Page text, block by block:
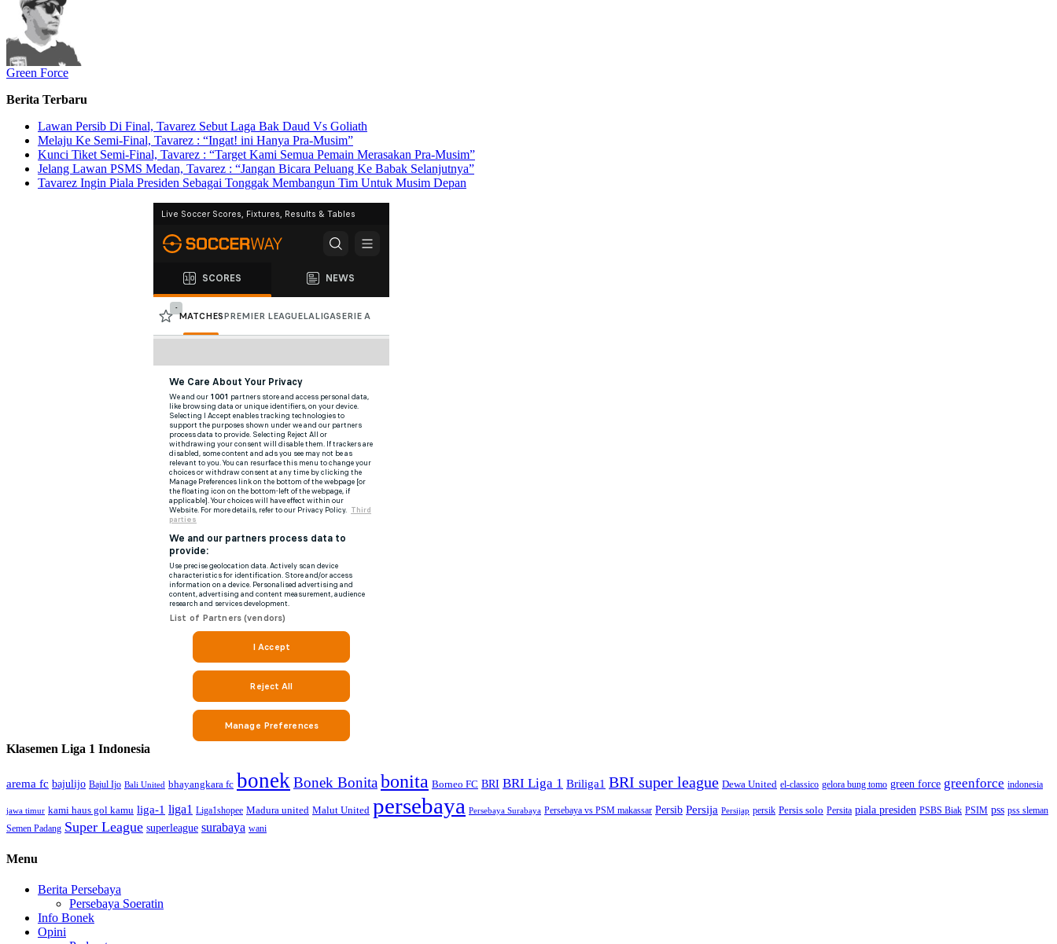
Green Force
Berita Terbaru
Lawan Persib Di Final, Tavarez Sebut Laga Bak Daud Vs Goliath
Melaju Ke Semi-Final, Tavarez : “Ingat! ini Hanya Pra-Musim”
Kunci Tiket Semi-Final, Tavarez : “Target Kami Semua Pemain Merasakan Pra-Musim”
Jelang Lawan PSMS Medan, Tavarez : “Jangan Bicara Peluang Ke Babak Selanjutnya”
Tavarez Ingin Piala Presiden Sebagai Tonggak Membangun Tim Untuk Musim Depan
Klasemen Liga 1 Indonesia
arema fc bajulijo Bajul Ijo Bali United bhayangkara fc bonek Bonek Bonitabonita Borneo FC BRI BRI Liga 1 Briliga1 BRI super league Dewa United el-classico gelora bung tomo green force greenforce indonesia
jawa timur kami haus gol kamu liga-1 liga1 Liga1shopee Madura united Malut United persebaya Persebaya Surabaya Persebaya vs PSM makassar Persib Persija Persijap persik Persis solo Persita piala presiden PSBS Biak PSIM pss pss sleman
Semen Padang Super League superleague surabaya wani
Menu
Berita Persebaya
Persebaya Soeratin
Info Bonek
Opini